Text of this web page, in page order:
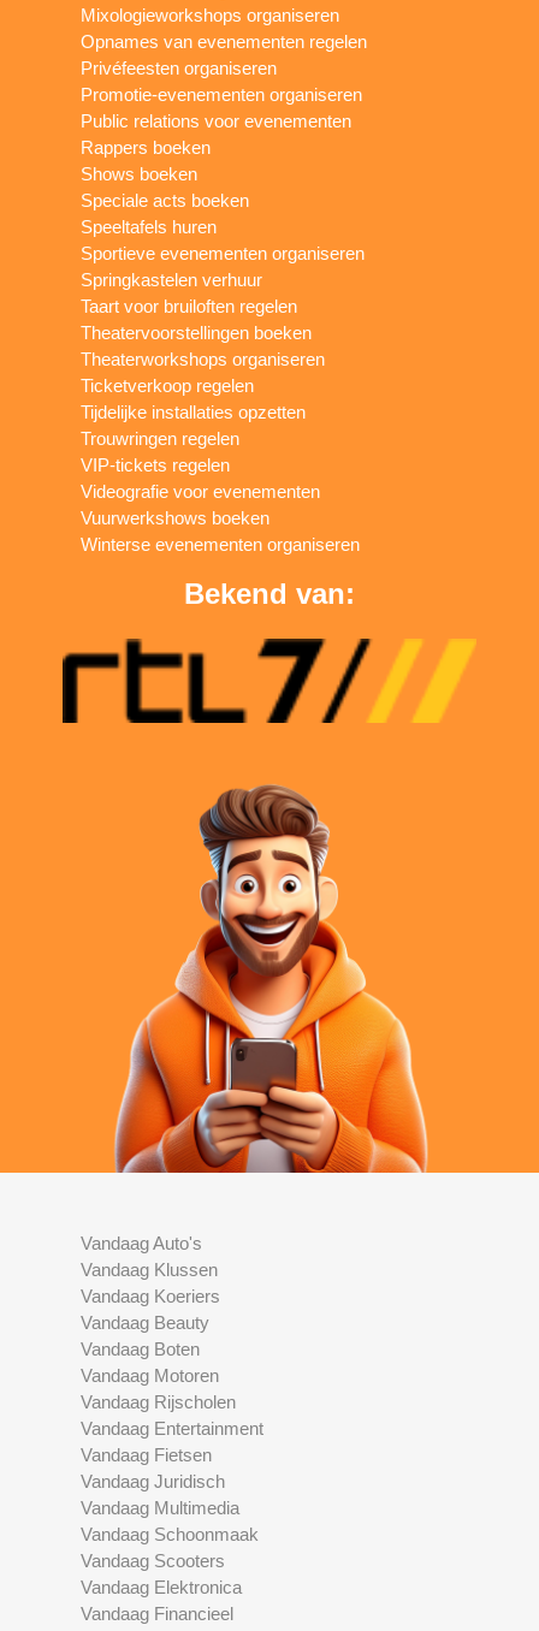
Mixologieworkshops organiseren
Opnames van evenementen regelen
Privéfeesten organiseren
Promotie-evenementen organiseren
Public relations voor evenementen
Rappers boeken
Shows boeken
Speciale acts boeken
Speeltafels huren
Sportieve evenementen organiseren
Springkastelen verhuur
Taart voor bruiloften regelen
Theatervoorstellingen boeken
Theaterworkshops organiseren
Ticketverkoop regelen
Tijdelijke installaties opzetten
Trouwringen regelen
VIP-tickets regelen
Videografie voor evenementen
Vuurwerkshows boeken
Winterse evenementen organiseren
Bekend van:
Vandaag Auto's
Vandaag Klussen
Vandaag Koeriers
Vandaag Beauty
Vandaag Boten
Vandaag Motoren
Vandaag Rijscholen
Vandaag Entertainment
Vandaag Fietsen
Vandaag Juridisch
Vandaag Multimedia
Vandaag Schoonmaak
Vandaag Scooters
Vandaag Elektronica
Vandaag Financieel